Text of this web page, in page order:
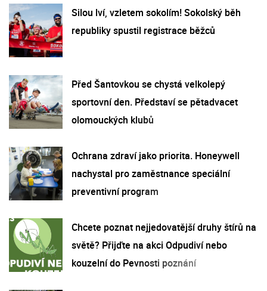
Silou lví, vzletem sokolím! Sokolský běh
republiky spustil registrace běžců
Před Šantovkou se chystá velkolepý
sportovní den. Představí se pětadvacet
olomouckých klubů
Ochrana zdraví jako priorita. Honeywell
nachystal pro zaměstnance speciální
preventivní program
Chcete poznat nejjedovatější druhy štírů na
světě? Přijďte na akci Odpudiví nebo
kouzelní do Pevnosti poznání